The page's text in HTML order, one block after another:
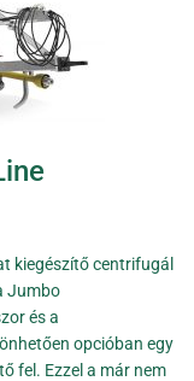
kiegészítő centrifugál
Jumbo
és a
opcióban egy
fel. Ezzel a már nem